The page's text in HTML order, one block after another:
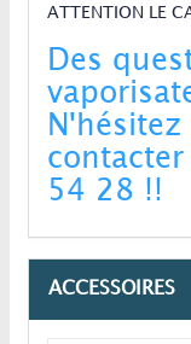
ATTENTION LE
Des
N'hésitez
54 28 !!
ACCESSOIRES